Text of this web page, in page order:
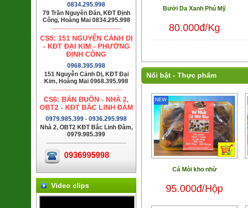
0834.295.998
79 Trần Nguyên Đán, KĐT Định
Công, Hoàng Mai 0834.295.998
CS5: 151 NGUYỄN CẢNH DỊ
- KĐT ĐẠI KIM - PHƯỜNG
ĐỊNH CÔNG
0968.395.998
151 Nguyễn Cảnh Dị, KĐT Đại
Kim, Hoàng Mai 0968.395.998
CS6: BÁN BUÔN - NHÀ 2,
OBT2 - KĐT BẮC LINH ĐÀM
0979.985.399 - 0936.295.998
Nhà 2, OBT2 KĐT Bắc Linh Đàm,
0979.985.399
0936995998
Video clips
Bưởi Da Xanh Phú Mỹ
80.000đ/Kg
Nổi bật - Thực phẩm
Cá Mòi kho nhừ
95.000đ/Hộp
NEW